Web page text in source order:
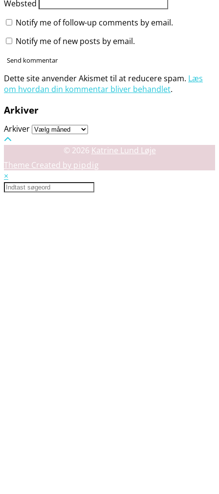
Websted
Notify me of follow-up comments by email.
Notify me of new posts by email.
Dette site anvender Akismet til at reducere spam. Læs
om hvordan din kommentar bliver behandlet.
Arkiver
Arkiver
© 2026 Katrine Lund Løje
Theme Created by pipdig
×